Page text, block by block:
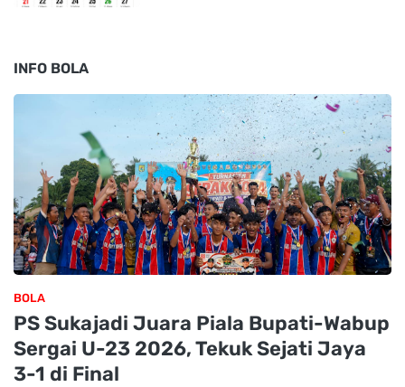
INFO BOLA
BOLA
PS Sukajadi Juara Piala Bupati-Wabup
Sergai U-23 2026, Tekuk Sejati Jaya
3-1 di Final